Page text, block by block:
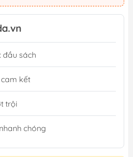
sách
kết
trội
chóng